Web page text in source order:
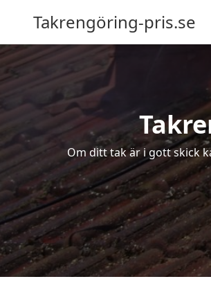
Takrengöring-pris.se
Om ditt tak är i gott skick